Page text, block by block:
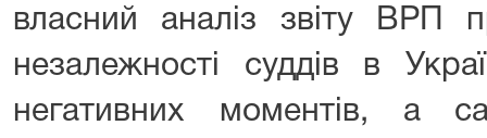
власний аналіз звіту ВРП
незалежності суддів в
негативних моментів, а